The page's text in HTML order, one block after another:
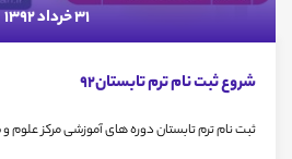
31 خرداد 1392
شروع ثبت نام ترم تابستان92
ثبت نام ترم تابستان دوره های آموزشی مرکز علوم